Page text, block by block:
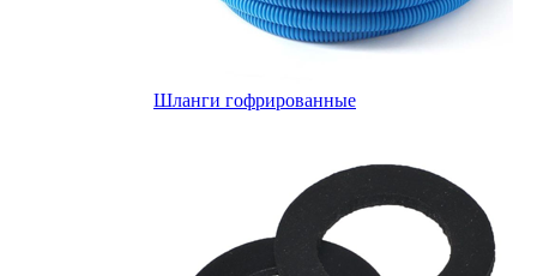
Шланги гофрированные